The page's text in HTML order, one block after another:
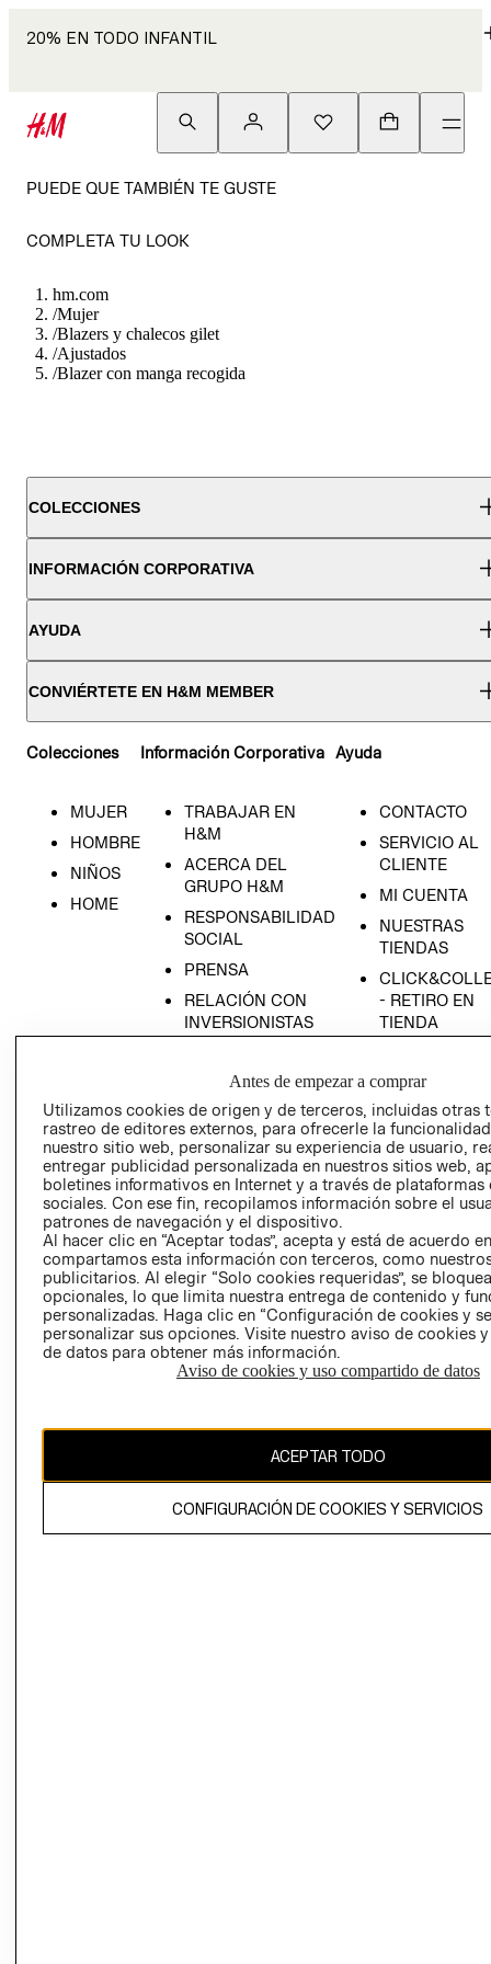
20% EN TODO INFANTIL
PUEDE QUE TAMBIÉN TE GUSTE
COMPLETA TU LOOK
hm.com
/Mujer
/Blazers y chalecos gilet
/Ajustados
/Blazer con manga recogida
COLECCIONES
INFORMACIÓN CORPORATIVA
AYUDA
CONVIÉRTETE EN H&M MEMBER
Colecciones
MUJER
HOMBRE
NIÑOS
HOME
Información Corporativa
TRABAJAR EN
H&M
ACERCA DEL
GRUPO H&M
RESPONSABILIDAD
SOCIAL
PRENSA
RELACIÓN CON
INVERSIONISTAS
EMPRESARIAL
Ayuda
CONTACTO
SERVICIO AL
CLIENTE
MI CUENTA
NUESTRAS
TIENDAS
- RETIRO EN
TIENDA
CONDICIONES
AVISO DE
PRIVACIDAD
GIFT CARD
AVISO DE
COOKIES
Chile ($)
El contenido de esta página web está protegido por copyright y es
propiedad de H&M Hennes & Mauritz AB.
Antes de empezar a comprar
Utilizamos cookies de origen y de terceros, incluidas otras
rastreo de editores externos, para ofrecerle la
nuestro sitio web, personalizar su experiencia de usuario,
entregar publicidad personalizada en nuestros sitios web,
boletines informativos en Internet y a través de plataformas
sociales. Con ese fin, recopilamos información sobre el
patrones de navegación y el dispositivo.
Al hacer clic en “Aceptar todas”, acepta y está de acuerdo
compartamos esta información con terceros, como
publicitarios. Al elegir “Solo cookies requeridas”, se
opcionales, lo que limita nuestra entrega de contenido y
personalizadas. Haga clic en “Configuración de cookies y
personalizar sus opciones. Visite nuestro aviso de cookies
de datos para obtener más información.
Aviso de cookies y uso compartido de datos
ACEPTAR TODO
CONFIGURACIÓN DE COOKIES Y SERVICIOS